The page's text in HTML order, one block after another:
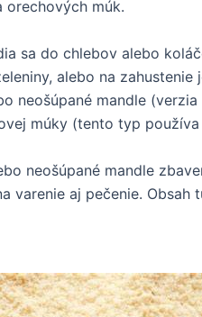
orechových múk.
sa do chlebov alebo
alebo na zahustenie
neošúpané mandle
múky (tento typ
neošúpané mandle
aj pečenie. Obsah